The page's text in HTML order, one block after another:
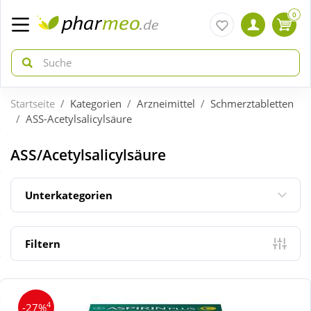
zurück
ÜBERSICHT AKTIONEN
Aktuelle Coupons
Neuheiten
zurück
ÜBERSICHT KATEGORIEN
Arzneimittel
Diabetes
0
Startseite Kategorien Arzneimittel
Schmerztabletten
ASS-Acetylsalicylsäure
ASS/Acetylsalicylsäure
Unterkategorien
Filtern
-27%4